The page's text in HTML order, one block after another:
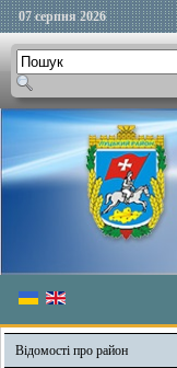
07 серпня 2026
Відомості про район